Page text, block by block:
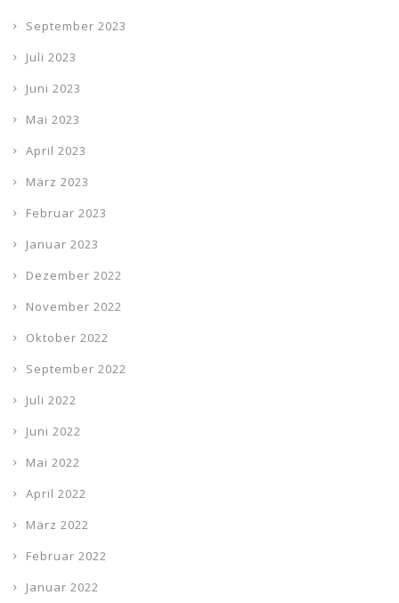
September 2023
Juli 2023
Juni 2023
Mai 2023
April 2023
März 2023
Februar 2023
Januar 2023
Dezember 2022
November 2022
Oktober 2022
September 2022
Juli 2022
Juni 2022
Mai 2022
April 2022
März 2022
Februar 2022
Januar 2022